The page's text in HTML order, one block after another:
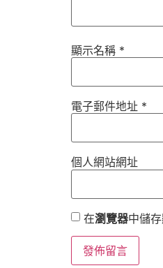
顯示名稱 *
電子郵件地址 *
個人網站網址
在瀏覽器中儲